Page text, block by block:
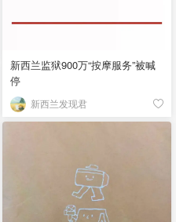
新西兰监狱900万“按摩服务”被喊
停
新西兰发现君